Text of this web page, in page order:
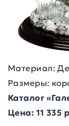
Материал:
Размеры:
Каталог
Цена: 11 335